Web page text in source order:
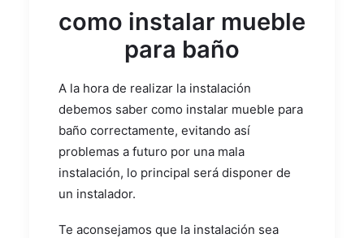
como instalar mueble
para baño
A la hora de realizar la instalación
debemos saber como instalar mueble para
baño correctamente, evitando así
problemas a futuro por una mala
instalación, lo principal será disponer de
un instalador.
Te aconsejamos que la instalación sea